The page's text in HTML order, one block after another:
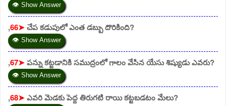
👁 Show Answer
,66➤చేప కడుపులో ఎంత డబ్బు దొరికింది?
👁 Show Answer
,67➤పన్ను కట్టడానికి సముద్రంలో గాలం వేసిన యేసు శిష్యుడు ఎవరు?
👁 Show Answer
,68➤ఎవరి మెడకు పెద్ద తిరుగటి రాయి కట్టబడటం మేలు?